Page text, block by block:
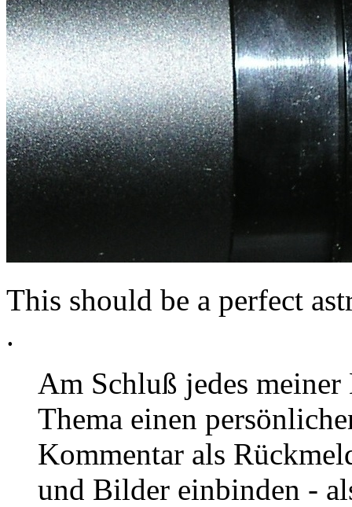
This should be a perfect
.
Am Schluß jedes
Thema einen
Kommentar als
und Bilder einbinden -